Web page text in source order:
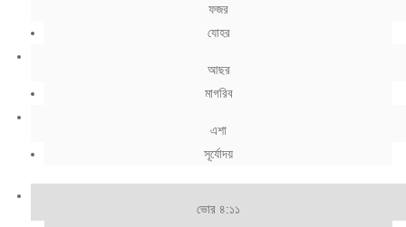
ফজর
যোহর
আছর
মাগরিব
এশা
সূর্যোদয়
ভোর ৪:১১